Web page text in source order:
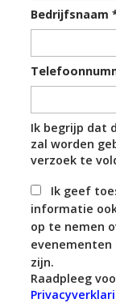
Bedrijfsnaam
Ik begrijp dat
zal worden
verzoek te
Ik geef
informatie
op te nemen
evenementen
zijn.
Raadpleeg